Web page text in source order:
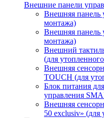
Внешние панели
Внешняя панель
монтажа)
Внешняя панель
монтажа)
Внешний
(для
Внешняя
TOUCH (для
Блок питания
управления
Внешняя
50 exclusiv» (для